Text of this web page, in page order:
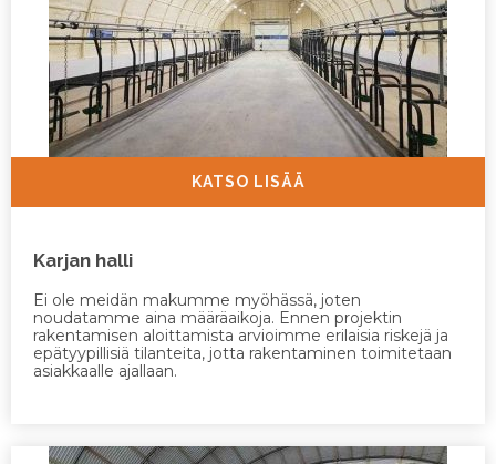
KATSO LISÄÄ
Karjan halli
Ei ole meidän makumme myöhässä, joten
noudatamme aina määräaikoja. Ennen projektin
rakentamisen aloittamista arvioimme erilaisia riskejä ja
epätyypillisiä tilanteita, jotta rakentaminen toimitetaan
asiakkaalle ajallaan.